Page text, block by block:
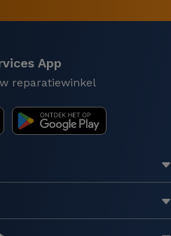
App
reparatiewinkel